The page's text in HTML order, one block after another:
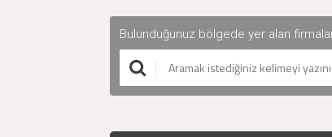
Bulunduğunuz bölgede yer alan